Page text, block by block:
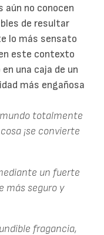
aún no conocen
de resultar
lo más sensato
este contexto
una caja de un
más engañosa
mundo totalmente
¡se convierte
un fuerte
más seguro y
fragancia,